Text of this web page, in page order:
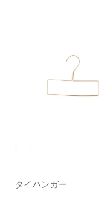
タイハンガー